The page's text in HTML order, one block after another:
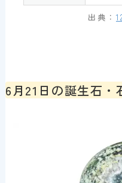
出典：
6月21日の誕生石・